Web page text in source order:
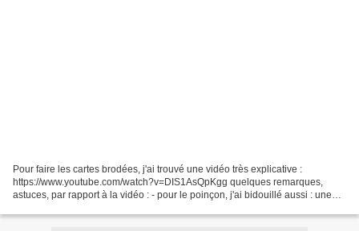
Pour faire les cartes brodées, j'ai trouvé une vidéo très explicative :
https://www.youtube.com/watch?v=DIS1AsQpKgg quelques remarques,
astuces, par rapport à la vidéo : - pour le poinçon, j'ai bidouillé aussi : une